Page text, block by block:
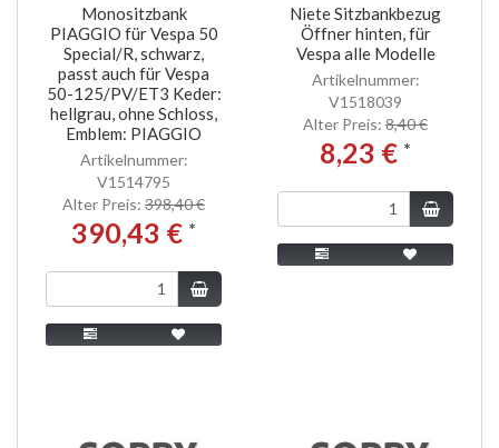
Monositzbank
PIAGGIO für Vespa 50
Special/R, schwarz,
passt auch für Vespa
50-125/PV/ET3 Keder:
hellgrau, ohne Schloss,
Emblem: PIAGGIO
Artikelnummer:
V1514795
Alter Preis: 398,40 €
390,43 € *
Niete Sitzbankbezug
Öffner hinten, für
Vespa alle Modelle
Artikelnummer:
V1518039
Alter Preis: 8,40 €
8,23 € *